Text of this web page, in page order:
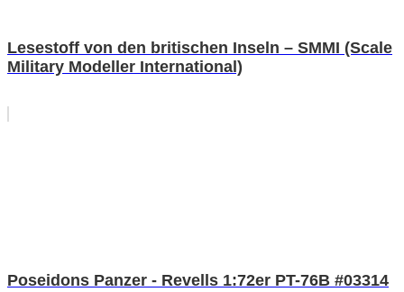
Lesestoff von den britischen Inseln – SMMI (Scale
Military Modeller International)
Poseidons Panzer - Revells 1:72er PT-76B #03314